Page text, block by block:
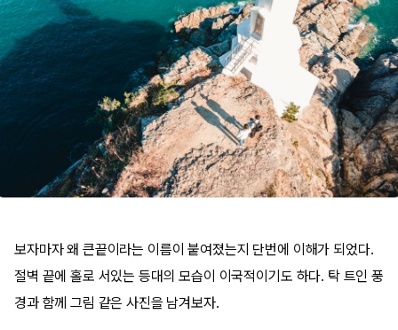
보자마자 왜 큰끝이라는 이름이 붙여졌는지 단번에 이해가 되었다.
절벽 끝에 홀로 서있는 등대의 모습이 이국적이기도 하다. 탁 트인 풍
경과 함께 그림 같은 사진을 남겨보자.